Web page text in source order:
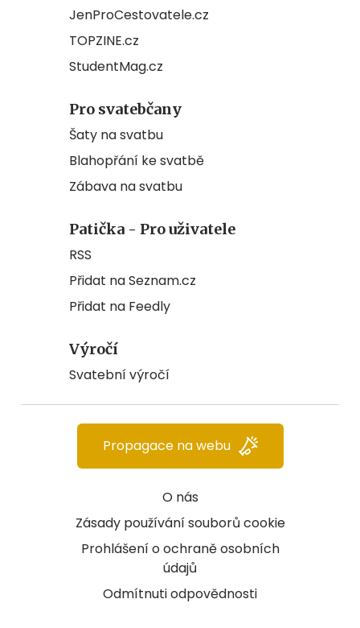
JenProCestovatele.cz
TOPZINE.cz
StudentMag.cz
Pro svatebčany
Šaty na svatbu
Blahopřání ke svatbě
Zábava na svatbu
Patička - Pro uživatele
RSS
Přidat na Seznam.cz
Přidat na Feedly
Výročí
Svatební výročí
O nás
Zásady používání souborů cookie
Prohlášení o ochraně osobních
údajů
Odmítnuti odpovědnosti
Propagace na webu